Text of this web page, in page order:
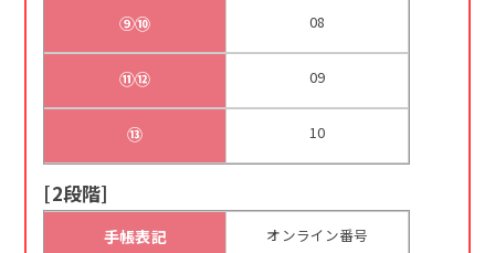
⑨⑩
⑪⑫
⑬
08
09
10
[2段階]
手帳表記 オンライン番号